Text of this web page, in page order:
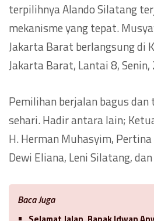
terpilihnya Alando Silatang
mekanisme yang tepat.
Jakarta Barat berlangsung di
Jakarta Barat, Lantai 8,
Pemilihan berjalan bagus
sehari. Hadir antara lain;
H. Herman Muhasyim,
Dewi Eliana, Leni Silatang,
Baca Juga